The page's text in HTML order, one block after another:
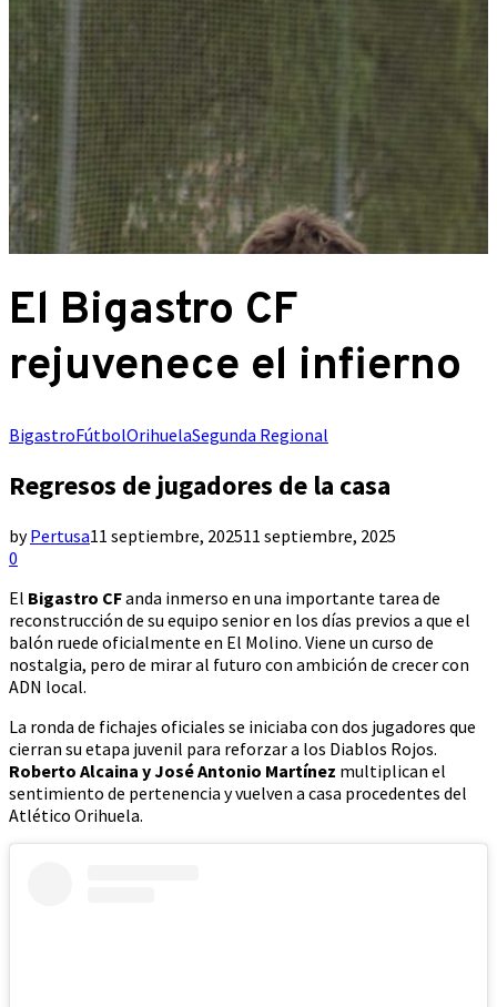
El Bigastro CF
rejuvenece el infierno
BigastroFútbolOrihuelaSegunda Regional
Regresos de jugadores de la casa
byPertusa11 septiembre, 202511 septiembre, 2025
0
El Bigastro CFanda inmerso en una importante tarea de
reconstrucción de su equipo senior en los días previos a que el
balón ruede oficialmente en El Molino. Viene un curso de
nostalgia, pero de mirar al futuro con ambición de crecer con
ADN local.
La ronda de fichajes oficiales se iniciaba con dos jugadores que
cierran su etapa juvenil para reforzar a los Diablos Rojos.
Roberto Alcaina y José Antonio Martínez multiplican el
sentimiento de pertenencia y vuelven a casa procedentes del
Atlético Orihuela.